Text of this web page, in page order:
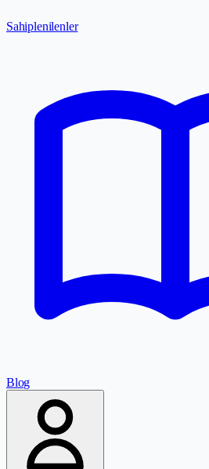
Sahiplenilenler
Blog